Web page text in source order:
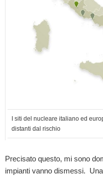
I siti del nucleare italiano ed
distanti dal rischio
Precisato questo, mi sono
impianti vanno dismessi.